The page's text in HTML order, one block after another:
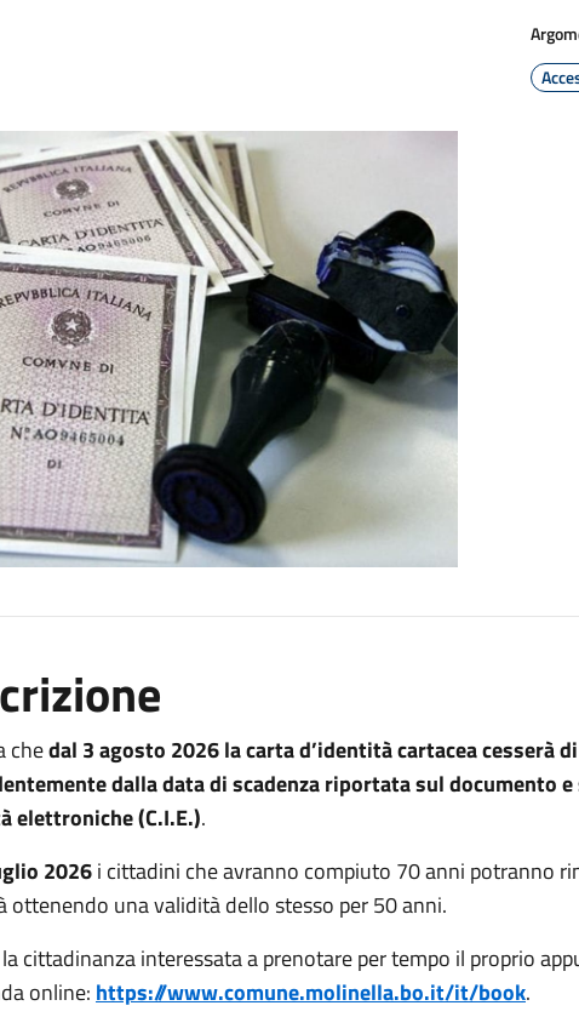
chedal 3 agosto 2026 la carta d’identità cartacea cesserà
dalla data di scadenza riportata sul documento
elettroniche (C.I.E.).
2026i cittadini che avranno compiuto 70 anni potranno
ottenendo una validità dello stesso per 50 anni.
cittadinanza interessata a prenotare per tempo il proprio
online: https://www.comune.molinella.bo.it/it/book.